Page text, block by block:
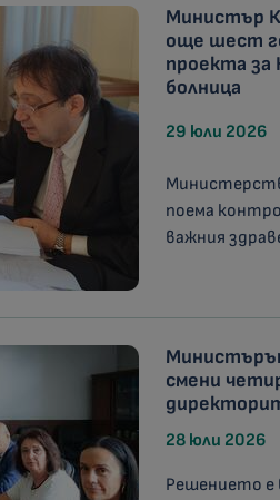
Министър
още шест
проекта за
болница
29 юли 2026
поема
важния
смени
28 юли 2026
Решението е